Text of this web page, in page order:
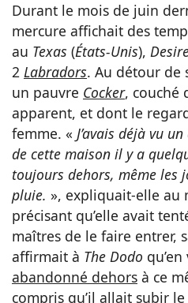
Durant le mois de juin
mercure affichait des
au Texas (États-Unis),
2 Labradors. Au détour de
un pauvre Cocker, couché
apparent, et dont le
femme. « J’avais déjà vu
de cette maison il y a
toujours dehors, même les
pluie. », expliquait-elle au
précisant qu’elle avait
maîtres de le faire entrer,
affirmait à The Dodo
abandonné dehors à ce
compris qu’il allait subir